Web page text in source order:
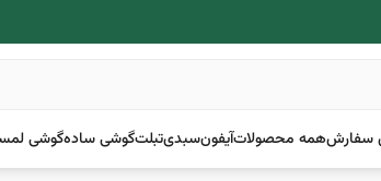
سفارشهمه محصولاتآیفونسبدیتبلتگوشی سادهگوشی